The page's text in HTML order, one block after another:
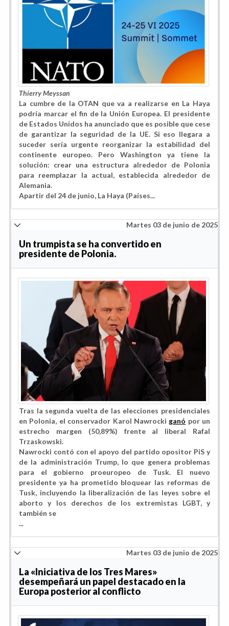
Thierry Meyssan
La cumbre de la OTAN que va a realizarse en La Haya
podría marcar el fin de la Unión Europea. El presidente
de Estados Unidos ha anunciado que es posible que cese
de garantizar la seguridad de la UE. Si eso llegara a
suceder sería urgente reorganizar la estabilidad del
continente europeo. Pero Washington ya tiene la
solución: crear una estructura alrededor de Polonia
para reemplazar la actual, establecida alrededor de
Alemania.
Apartir del 24 de junio, La Haya (Países...
Martes 03 de junio de 2025
Un trumpista se ha convertido en
presidente de Polonia.
Tras la segunda vuelta de las elecciones presidenciales
en Polonia, el conservador Karol Nawrocki ganó por un
estrecho margen (50,89%) frente al liberal Rafal
Trzaskowski.
Nawrocki contó con el apoyo del partido opositor PiS y
de la administración Trump, lo que genera problemas
para el gobierno proeuropeo de Tusk. El nuevo
presidente ya ha prometido bloquear las reformas de
Tusk, incluyendo la liberalización de las leyes sobre el
aborto y los derechos de los extremistas LGBT, y
también se
...
Martes 03 de junio de 2025
La «Iniciativa de los Tres Mares»
desempeñará un papel destacado en la
Europa posterior al conflicto